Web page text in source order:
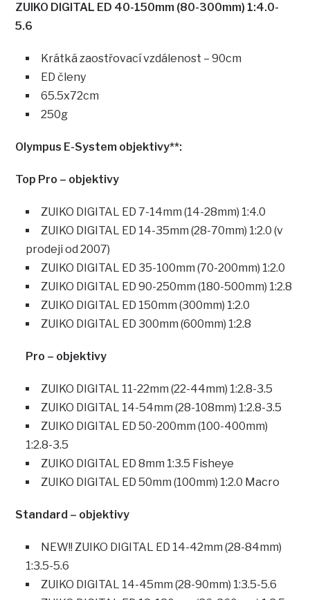
ZUIKO DIGITAL ED 40-150mm (80-300mm) 1:4.0-
5.6
Krátká zaostřovací vzdálenost – 90cm
ED členy
65.5x72cm
250g
Olympus E-System objektivy**:
Top Pro – objektivy
ZUIKO DIGITAL ED 7-14mm (14-28mm) 1:4.0
ZUIKO DIGITAL ED 14-35mm (28-70mm) 1:2.0 (v
prodeji od 2007)
ZUIKO DIGITAL ED 35-100mm (70-200mm) 1:2.0
ZUIKO DIGITAL ED 90-250mm (180-500mm) 1:2.8
ZUIKO DIGITAL ED 150mm (300mm) 1:2.0
ZUIKO DIGITAL ED 300mm (600mm) 1:2.8
Pro – objektivy
ZUIKO DIGITAL 11-22mm (22-44mm) 1:2.8-3.5
ZUIKO DIGITAL 14-54mm (28-108mm) 1:2.8-3.5
ZUIKO DIGITAL ED 50-200mm (100-400mm)
1:2.8-3.5
ZUIKO DIGITAL ED 8mm 1:3.5 Fisheye
ZUIKO DIGITAL ED 50mm (100mm) 1:2.0 Macro
Standard – objektivy
NEW!! ZUIKO DIGITAL ED 14-42mm (28-84mm)
1:3.5-5.6
ZUIKO DIGITAL 14-45mm (28-90mm) 1:3.5-5.6